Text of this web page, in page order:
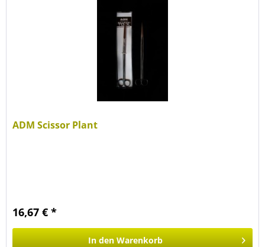
ADM Scissor Plant
16,67 € *
In den Warenkorb